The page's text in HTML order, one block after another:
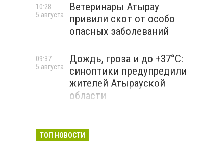
Ветеринары Атырау
привили скот от особо
опасных заболеваний
10:28
5 августа
Дождь, гроза и до +37°C:
синоптики предупредили
жителей Атырауской
области
09:37
5 августа
ТОП НОВОСТИ